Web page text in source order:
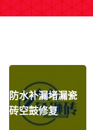
防水补漏堵漏瓷
砖空鼓修复